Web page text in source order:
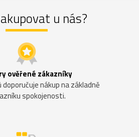
u nás?
ověřené zákazníky
doporučuje nákup na základně
spokojenosti.